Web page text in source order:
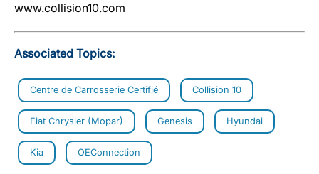
www.collision10.com
Associated Topics:
Centre de Carrosserie Certifié Collision 10
Fiat Chrysler (Mopar) Genesis Hyundai
Kia OEConnection